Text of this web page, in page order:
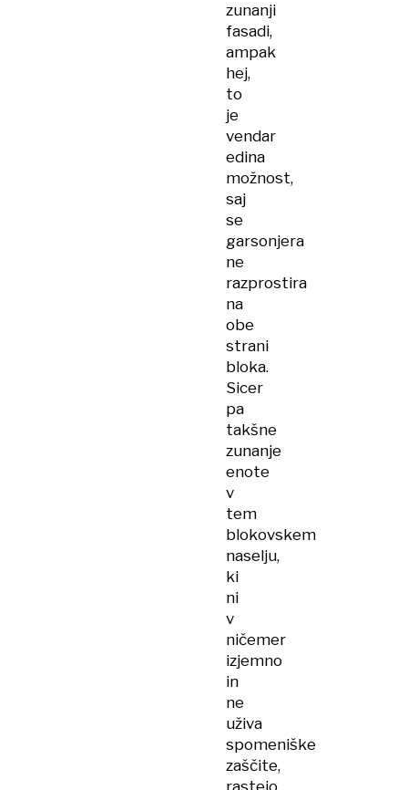
zunanji
fasadi,
ampak
hej,
to
je
vendar
edina
možnost,
saj
se
garsonjera
ne
razprostira
na
obe
strani
bloka.
Sicer
pa
takšne
zunanje
enote
v
tem
blokovskem
naselju,
ki
ni
v
ničemer
izjemno
in
ne
uživa
spomeniške
zaščite,
rastejo